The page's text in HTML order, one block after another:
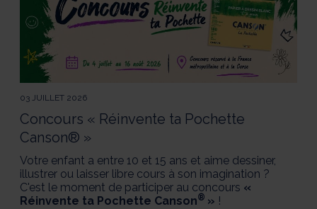
03 JUILLET 2026
Concours « Réinvente ta Pochette
Canson® »
Votre enfant a entre 10 et 15 ans et aime dessiner,
illustrer ou laisser libre cours à son imagination ?
C'est le moment de participer au concours «
Réinvente ta Pochette Canson® » !